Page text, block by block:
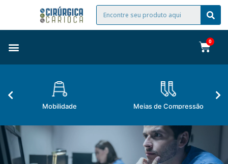
Mobilidade Meias de Compressão